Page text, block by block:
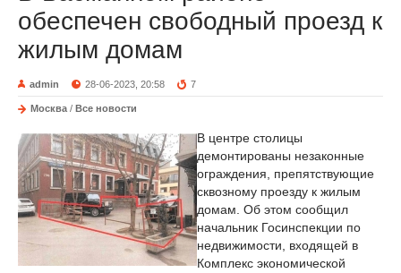
обеспечен свободный проезд к
жилым домам
admin 28-06-2023, 20:58 7
Москва / Все новости
В центре столицы
демонтированы незаконные
ограждения, препятствующие
сквозному проезду к жилым
домам. Об этом сообщил
начальник Госинспекции по
недвижимости, входящей в
Комплекс экономической